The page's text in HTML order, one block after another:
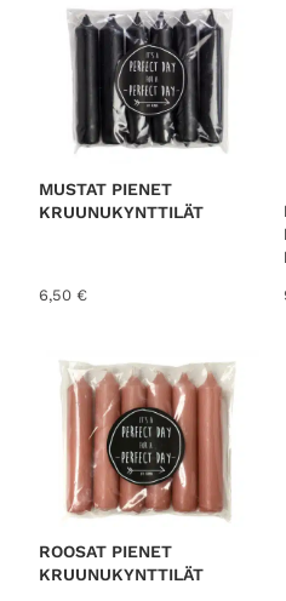
r
t
e
d
b
l
a
MUSTAT PIENET
KRUUNUKYNTTILÄT
6,50 €
ROOSAT PIENET
KRUUNUKYNTTILÄT